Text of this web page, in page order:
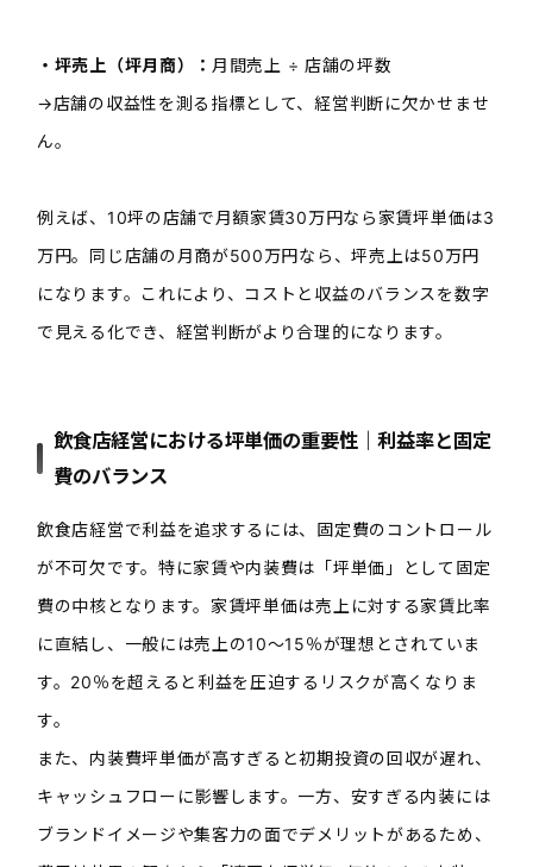
・坪売上（坪月商）： 月間売上 ÷ 店舗の坪数
→店舗の収益性を測る指標として、経営判断に欠かせませ
ん。
例えば、10坪の店舗で月額家賃30万円なら家賃坪単価は3
万円。同じ店舗の月商が500万円なら、坪売上は50万円
になります。これにより、コストと収益のバランスを数字
で見える化でき、経営判断がより合理的になります。
飲食店経営における坪単価の重要性｜利益率と固定
費のバランス
飲食店経営で利益を追求するには、固定費のコントロール
が不可欠です。特に家賃や内装費は「坪単価」として固定
費の中核となります。家賃坪単価は売上に対する家賃比率
に直結し、一般には売上の10〜15％が理想とされていま
す。20％を超えると利益を圧迫するリスクが高くなりま
す。
また、内装費坪単価が高すぎると初期投資の回収が遅れ、
キャッシュフローに影響します。一方、安すぎる内装には
ブランドイメージや集客力の面でデメリットがあるため、